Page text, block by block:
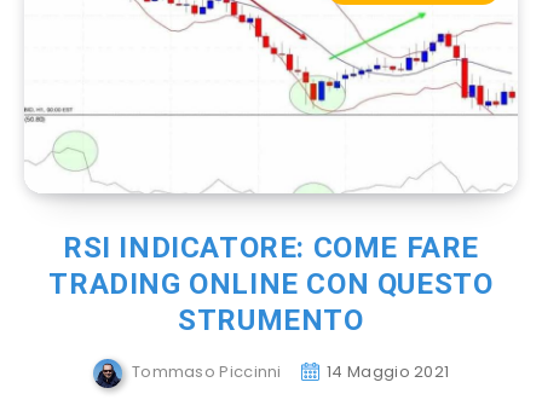
RSI INDICATORE: COME FARE
TRADING ONLINE CON QUESTO
STRUMENTO
Tommaso Piccinni 14 Maggio 2021